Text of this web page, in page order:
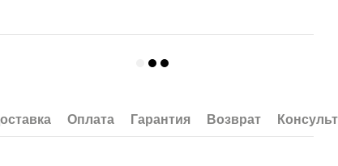
Оплата Гарантия Возврат